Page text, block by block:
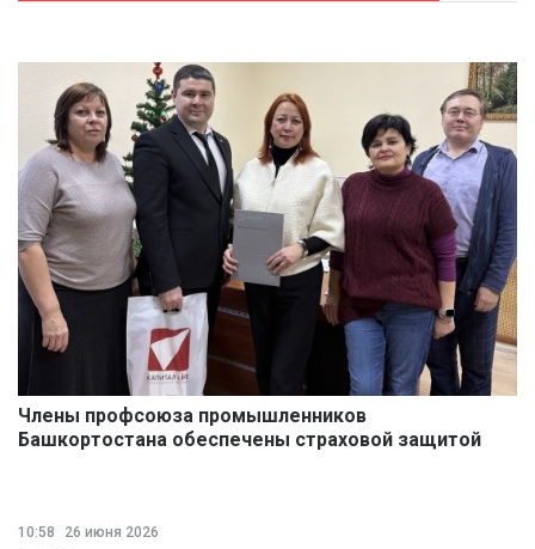
Члены профсоюза промышленников
Башкортостана обеспечены страховой защитой
10:58
26 июня 2026